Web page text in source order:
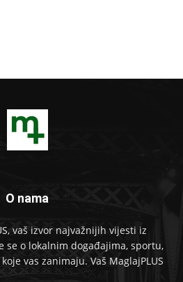
O nama
vaš izvor najvažnijih vijesti iz
se o lokalnim događajima, sportu,
vas zanimaju. Vaš MaglajPLUS